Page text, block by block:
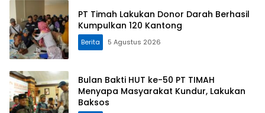
PT Timah Lakukan Donor Darah Berhasil
Kumpulkan 120 Kantong
Berita 5 Agustus 2026
Bulan Bakti HUT ke-50 PT TIMAH
Menyapa Masyarakat Kundur, Lakukan
Baksos